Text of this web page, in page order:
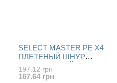
SELECT MASTER PE X4
ПЛЕТЕНЫЙ ШНУР
РЫБОЛОВНЫЙ 100м (темно-
зелений)
197.12 грн
167.64 грн